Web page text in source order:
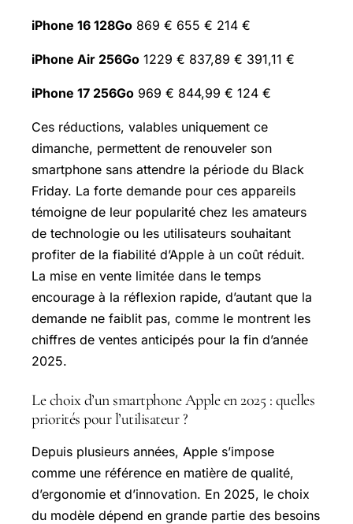
iPhone 16 128Go 869 € 655 € 214 €
iPhone Air 256Go 1229 € 837,89 € 391,11 €
iPhone 17 256Go 969 € 844,99 € 124 €
Ces réductions, valables uniquement ce
dimanche, permettent de renouveler son
smartphone sans attendre la période du Black
Friday. La forte demande pour ces appareils
témoigne de leur popularité chez les amateurs
de technologie ou les utilisateurs souhaitant
profiter de la fiabilité d’Apple à un coût réduit.
La mise en vente limitée dans le temps
encourage à la réflexion rapide, d’autant que la
demande ne faiblit pas, comme le montrent les
chiffres de ventes anticipés pour la fin d’année
2025.
Le choix d’un smartphone Apple en 2025 : quelles
priorités pour l’utilisateur ?
Depuis plusieurs années, Apple s’impose
comme une référence en matière de qualité,
d’ergonomie et d’innovation. En 2025, le choix
du modèle dépend en grande partie des besoins